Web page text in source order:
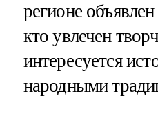
регионе
кто увлечен
интересуется
народными